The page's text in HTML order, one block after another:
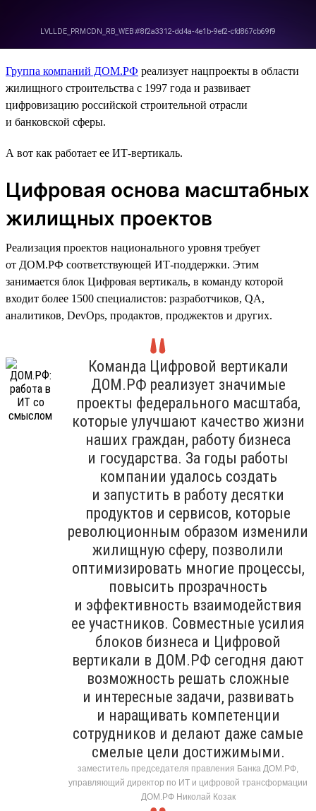
Группа компаний ДОМ.РФ реализует нацпроекты в области
жилищного строительства с 1997 года и развивает
цифровизацию российской строительной отрасли
и банковской сферы.
А вот как работает ее ИТ-вертикаль.
Цифровая основа масштабных
жилищных проектов
Реализация проектов национального уровня требует
от ДОМ.РФ соответствующей ИТ-поддержки. Этим
занимается блок Цифровая вертикаль, в команду которой
входит более 1500 специалистов: разработчиков, QA,
аналитиков, DevOps, продактов, проджектов и других.
Команда Цифровой вертикали
ДОМ.РФ реализует значимые
проекты федерального масштаба,
которые улучшают качество жизни
наших граждан, работу бизнеса
и государства. За годы работы
компании удалось создать
и запустить в работу десятки
продуктов и сервисов, которые
революционным образом изменили
жилищную сферу, позволили
оптимизировать многие процессы,
повысить прозрачность
и эффективность взаимодействия
ее участников. Совместные усилия
блоков бизнеса и Цифровой
вертикали в ДОМ.РФ сегодня дают
возможность решать сложные
и интересные задачи, развивать
и наращивать компетенции
сотрудников и делают даже самые
смелые цели достижимыми.
заместитель председателя правления Банка ДОМ.РФ,
управляющий директор по ИТ и цифровой трансформации
ДОМ.РФ Николай Козак